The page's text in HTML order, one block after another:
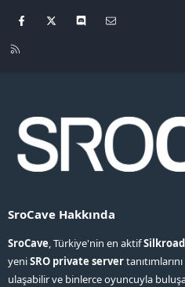
Facebook Discord
R
SroCave Hakkında
SroCave, Türkiye'nin en aktif
yeniSRO private server
ulaşabilir ve binlerce oyuncuyla